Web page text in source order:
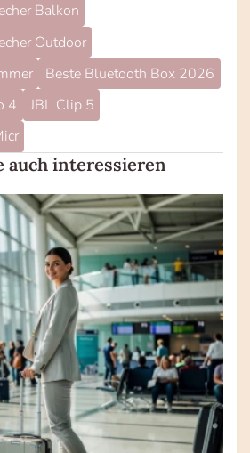
Balkon
Outdoor
Beste Bluetooth Box 2026
4
JBL Clip 5
auch interessieren